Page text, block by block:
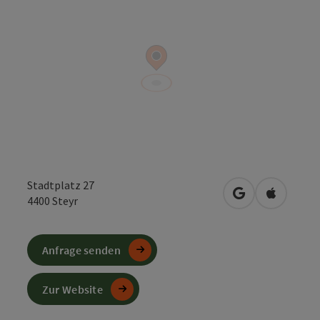
Stadtplatz 27
4400 Steyr in Googlein Apple
Anfrage senden
Zur Website